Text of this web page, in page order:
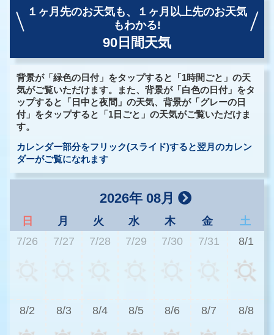
１ヶ月先のお天気も、
１ヶ月以上先のお天気
もわかる!
90日間天気
背景が「緑色の日付」をタップすると「1時間ごと」の天
気がご覧いただけます。また、背景が「白色の日付」をタ
ップすると「日中と夜間」の天気、背景が「グレーの日
付」をタップすると「1日ごと」の天気がご覧いただけま
す。
カレンダー部分をフリック(スライド)すると翌月のカレン
ダーがご覧になれます
2026年 08月
日 月 火 水 木 金
土
7/26
7/27 7/28 7/29 7/30 7/31 8/1
8/2 8/3 8/4 8/5 8/6 8/7 8/8